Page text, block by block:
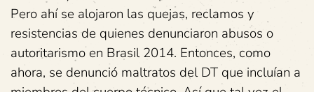
Pero ahí se alojaron las quejas, reclamos y
resistencias de quienes denunciaron abusos o
autoritarismo en Brasil 2014. Entonces, como
ahora, se denunció maltratos del DT que incluían a